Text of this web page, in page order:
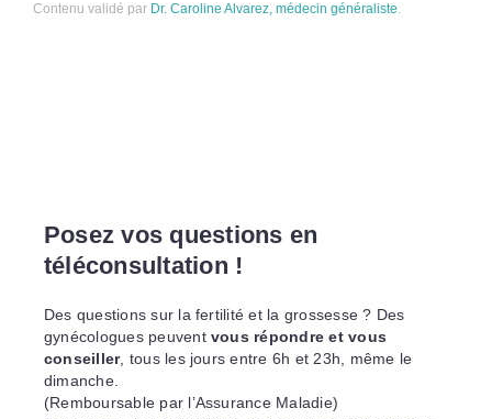
Contenu validé par Dr. Caroline Alvarez, médecin généraliste.
Posez vos questions en
téléconsultation !
Des questions sur la fertilité et la grossesse ? Des
gynécologues peuventvous répondre et vous
conseiller, tous les jours entre 6h et 23h, même le
dimanche.
(Remboursable par l’Assurance Maladie)